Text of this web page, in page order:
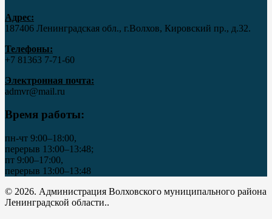
Адрес:
187406 Ленинградская обл., г.Волхов, Кировский пр., д.32.
Телефоны:
+7 81363 7‑71-60
Электронная почта:
admvr@mail.ru
Время работы:
пн-чт 9:00–18:00,
перерыв 13:00–13:48;
пт 9:00–17:00,
перерыв 13:00–13:48
© 2026. Администрация Волховского муниципального района
Ленинградской области..